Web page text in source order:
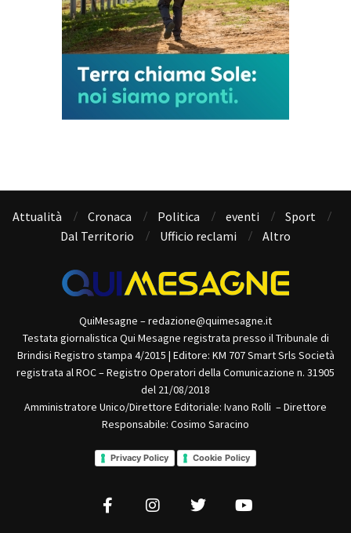
Attualità Cronaca Politica eventi
Sport
Dal Territorio
Ufficio reclami Altro
QuiMesagne – redazione@quimesagne.it
Testata giornalistica Qui Mesagne registrata presso il Tribunale di
Brindisi Registro stampa 4/2015 | Editore: KM 707 Smart Srls Società
registrata al ROC – Registro Operatori della Comunicazione n. 31905
del 21/08/2018
Amministratore Unico/Direttore Editoriale: Ivano Rolli – Direttore
Responsabile: Cosimo Saracino
Privacy Policy Cookie Policy